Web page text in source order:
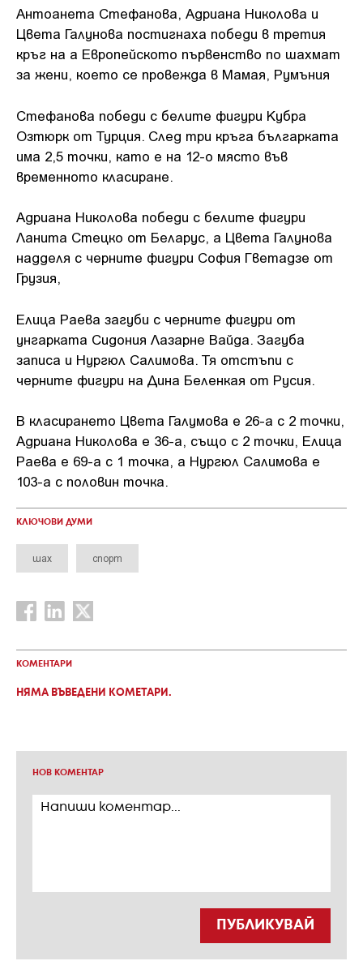
Антоанета Стефанова, Адриана Николова и
Цвета Галунова постигнаха победи в третия
кръг на а Европейското първенство по шахмат
за жени, което се провежда в Мамая, Румъния
Стефанова победи с белите фигури Кубра
Озтюрк от Турция. След три кръга българката
има 2,5 точки, като е на 12-о място във
временното класиране.
Адриана Николова победи с белите фигури
Ланита Стецко от Беларус, а Цвета Галунова
надделя с черните фигури София Гветадзе от
Грузия,
Елица Раева загуби с черните фигури от
унгарката Сидония Лазарне Вайда. Загуба
записа и Нургюл Салимова. Тя отстъпи с
черните фигури на Дина Беленкая от Русия.
В класирането Цвета Галумова е 26-а с 2 точки,
Адриана Николова е 36-а, също с 2 точки, Елица
Раева е 69-а с 1 точка, а Нургюл Салимова е
103-а с половин точка.
КЛЮЧОВИ ДУМИ
шах спорт
КОМЕНТАРИ
НЯМА ВЪВЕДЕНИ КОМЕТАРИ.
НОВ КОМЕНТАР
ПУБЛИКУВАЙ